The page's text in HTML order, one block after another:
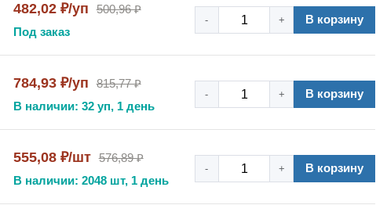
482,02 ₽/уп
500,96 ₽
Под заказ
- + В корзину
784,93 ₽/уп
815,77 ₽
В наличии: 32 уп, 1 день
- + В корзину
555,08 ₽/шт 576,89 ₽
В наличии: 2048 шт, 1 день
- + В корзину